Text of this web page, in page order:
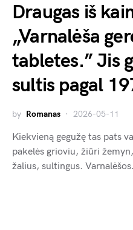
Draugas iš
„Varnalėša
tabletes.” Jis
sultis pagal
by Romanas 2026-05-11
Kiekvieną gegužę tas pats
pakelės grioviu, žiūri
žalius, sultingus.